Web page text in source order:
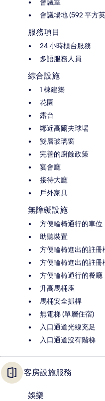
會議室
會議場地 (592 平方
服務項目
24 小時櫃台服務
多語服務人員
綜合設施
1 棟建築
花園
露台
鄰近高爾夫球場
雙層玻璃窗
完善的廚餘政策
宴會廳
接待大廳
戶外家具
無障礙設施
方便輪椅通行的車位
助聽裝置
方便輪椅進出的註冊
方便輪椅進出的註冊
方便輪椅通行的餐廳
升高馬桶座
馬桶安全抓桿
無電梯 (單層住宿)
入口通道光線充足
入口通道沒有階梯
客房設施服務
娛樂